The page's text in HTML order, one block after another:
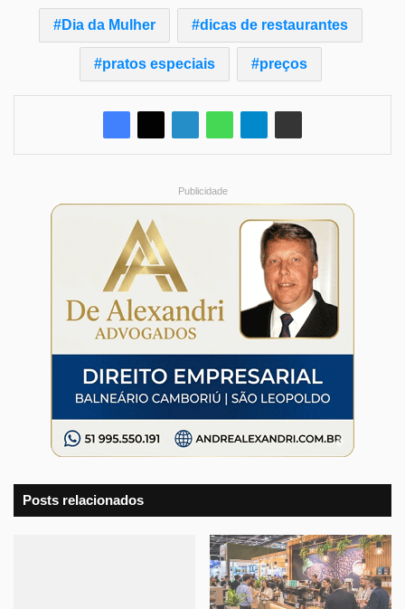
Dia da Mulher dicas de restaurantes
pratos especiais preços
Publicidade
Posts relacionados